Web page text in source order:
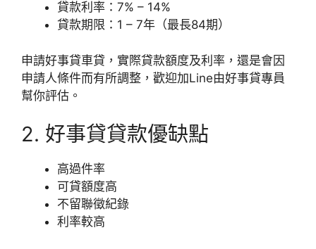
貸款利率：7% – 14%
貸款期限：1 – 7年（最長84期）
申請好事貸車貸，實際貸款額度及利率，還是會因
申請人條件而有所調整，歡迎加Line由好事貸專員
幫你評估。
2. 好事貸貸款優缺點
高過件率
可貸額度高
不留聯徵紀錄
利率較高